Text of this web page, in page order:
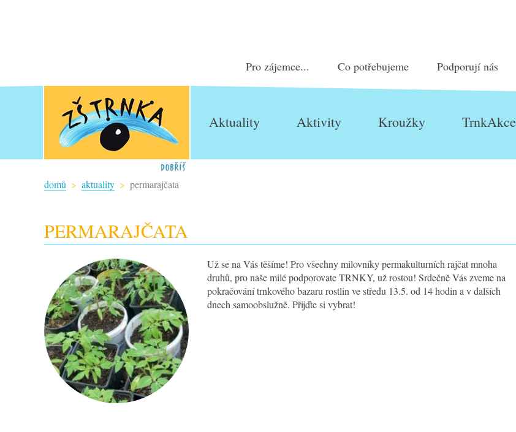
Pro zájemce... Co potřebujeme Podporují nás
ZŠ Trnka Dobříš
Aktuality Aktivity Kroužky TrnkAkce
domů aktuality permarajčata
PERMARAJČATA
Už se na Vás těšíme! Pro všechny milovníky permakulturních rajčat mnoha
druhů, pro naše milé podporovate TRNKY, už rostou! Srdečně Vás zveme na
pokračování trnkového bazaru rostlin ve středu 13.5. od 14 hodin a v dalších
dnech samoobslužně. Přijďte si vybrat!